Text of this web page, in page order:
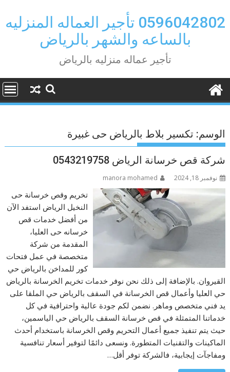
to
content
0596042802 تأجير العماله المنزليه
بالساعه والشهر بالرياض
تأجير عماله منزليه بالرياض
الوسم: تكسير بلاط بالرياض حى غبيرة
شركة قص خرسانة الرياض 0543219758
نوفمبر 18, 2024 manora mohamed
تخريم وقص خرسانة حى
النخيل الرياض استفد الآن
من أفضل خدمات قص
خرسانه حى العليا،
المقدمة من شركة
متخصصة في عمل فتحات
كور للمداخن بالرياض حي
القيروان. بالإضافة إلى ذلك نحن نوفر خدمات تخريم الخرسانة بالرياض
حي العليا وأعمال قص الخرسانة في السقف بالرياض حي الملقا على
يد فني متخصص وماهر. نضمن لكم جودة عالية واحترافية في كل
خدماتنا المتمثلة في قص خرسانة السقف بالرياض حي الياسمين،
حيث يتم تنفيذ جميع أعمال التحريم وقص الخرسانة باستخدام أحدث
الماكينات والتقنيات المتطورة. ونسعى دائمًا لتوفير أسعار تنافسية
ومفاجآت إيجابية، فالشركة توفر أقل…